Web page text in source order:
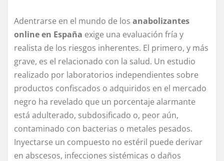
Adentrarse en el mundo de los anabolizantes
online en España exige una evaluación fría y
realista de los riesgos inherentes. El primero, y más
grave, es el relacionado con la salud. Un estudio
realizado por laboratorios independientes sobre
productos confiscados o adquiridos en el mercado
negro ha revelado que un porcentaje alarmante
está adulterado, subdosificado o, peor aún,
contaminado con bacterias o metales pesados.
Inyectarse un compuesto no estéril puede derivar
en abscesos, infecciones sistémicas o daños